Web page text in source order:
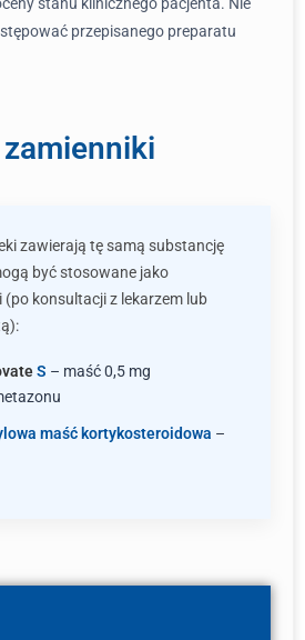
przepisanego preparatu
zawierają tę samą substancję
być stosowane jako
(po konsultacji z lekarzem lub
S – maść 0,5 mg
maść kortykosteroidowa –